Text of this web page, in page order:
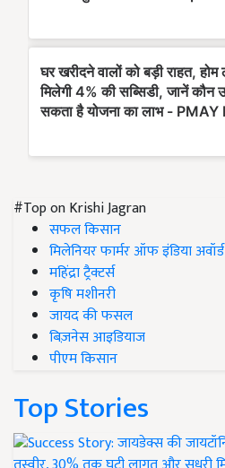
#Top on Krishi Jagran
सफल किसान
मिलेनियर फार्मर ऑफ इंडिया अवॉर्ड
महिंद्रा ट्रैक्टर्स
कृषि मशीनरी
जायद की फसल
बिज़नेस आइडियाज
पीएम किसान
Top Stories